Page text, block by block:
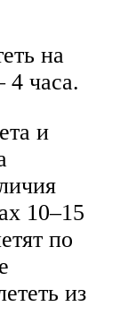
на
часа.
и
10–15
по
из